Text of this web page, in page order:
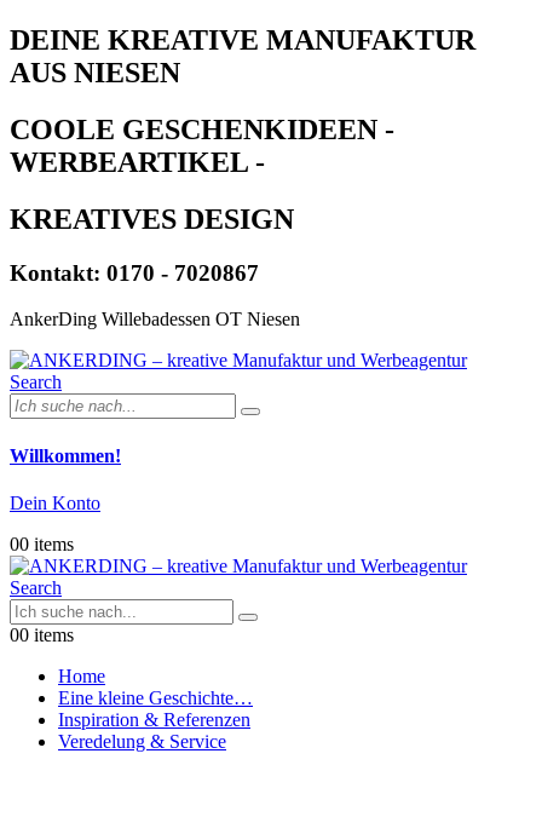
DEINE KREATIVE MANUFAKTUR
AUS NIESEN
COOLE GESCHENKIDEEN -
WERBEARTIKEL -
KREATIVES DESIGN
Kontakt: 0170 - 7020867
AnkerDing Willebadessen OT Niesen
Search
Willkommen!
Dein Konto
00 items
Search
00 items
Home
Eine kleine Geschichte…
Inspiration & Referenzen
Veredelung & Service